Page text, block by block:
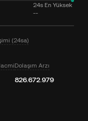
24s En Yüksek
--
(24sa)
Dolaşım Arzı
826.672.979